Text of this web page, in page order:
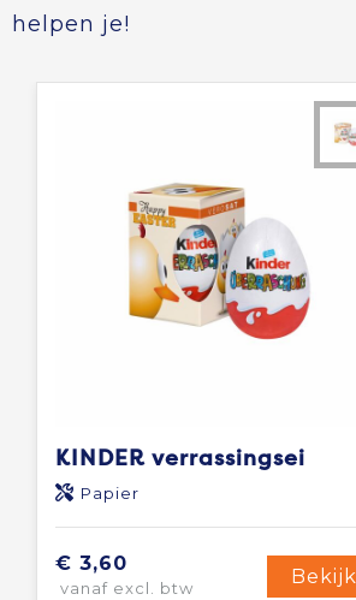
helpen je!
KINDER verrassingsei
Papier
€ 3,60
vanaf excl. btw
Bekijk